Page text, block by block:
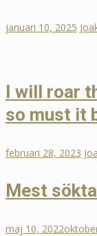
januari 10, 2025
I will roar
so must it
februari 28, 2023
Mest
maj 10, 2022